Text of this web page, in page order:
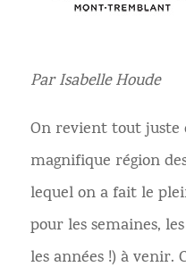
Par Isabelle Houde
On revient tout juste
magnifique région
lequel on a fait le
pour les semaines,
les années !) à venir.